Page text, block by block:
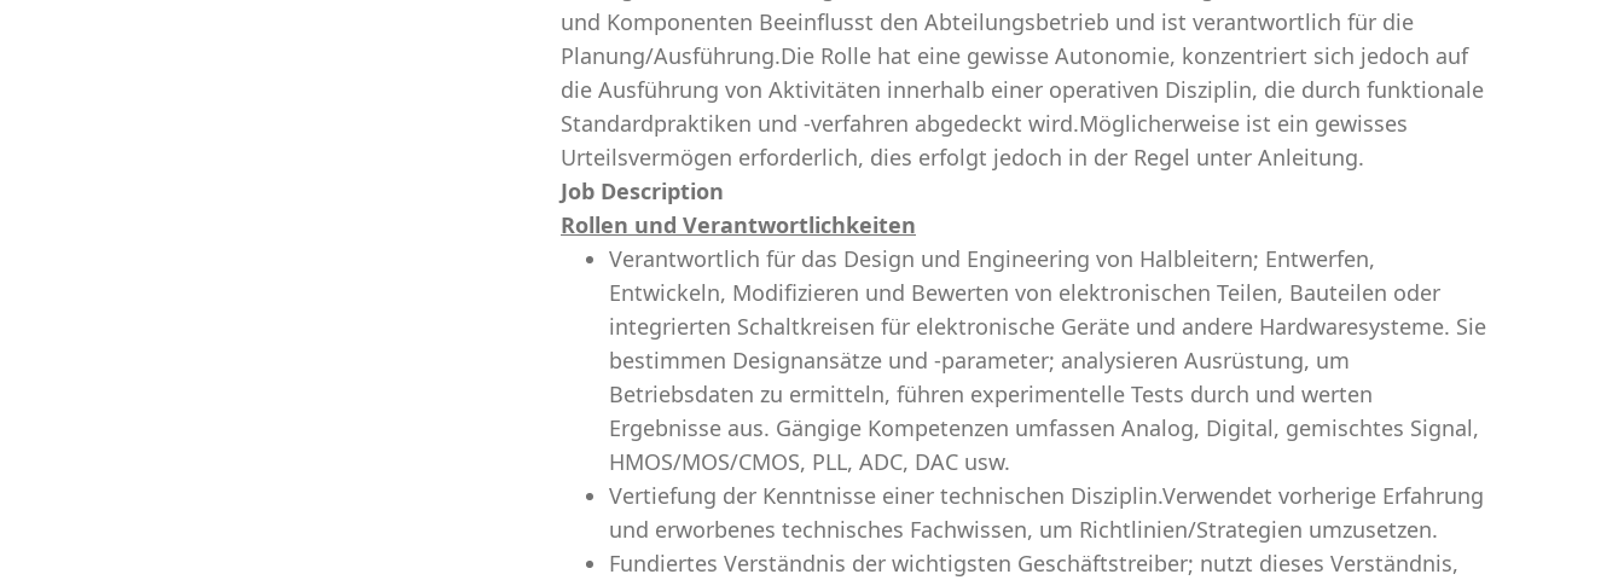
und Komponenten Beeinflusst den Abteilungsbetrieb und ist verantwortlich für die
Planung/Ausführung.Die Rolle hat eine gewisse Autonomie, konzentriert sich jedoch auf
die Ausführung von Aktivitäten innerhalb einer operativen Disziplin, die durch funktionale
Standardpraktiken und -verfahren abgedeckt wird.Möglicherweise ist ein gewisses
Urteilsvermögen erforderlich, dies erfolgt jedoch in der Regel unter Anleitung.
Job Description
Rollen und Verantwortlichkeiten
Verantwortlich für das Design und Engineering von Halbleitern; Entwerfen,
Entwickeln, Modifizieren und Bewerten von elektronischen Teilen, Bauteilen oder
integrierten Schaltkreisen für elektronische Geräte und andere Hardwaresysteme. Sie
bestimmen Designansätze und -parameter; analysieren Ausrüstung, um
Betriebsdaten zu ermitteln, führen experimentelle Tests durch und werten
Ergebnisse aus. Gängige Kompetenzen umfassen Analog, Digital, gemischtes Signal,
HMOS/MOS/CMOS, PLL, ADC, DAC usw.
Vertiefung der Kenntnisse einer technischen Disziplin.Verwendet vorherige Erfahrung
und erworbenes technisches Fachwissen, um Richtlinien/Strategien umzusetzen.
Fundiertes Verständnis der wichtigsten Geschäftstreiber; nutzt dieses Verständnis,